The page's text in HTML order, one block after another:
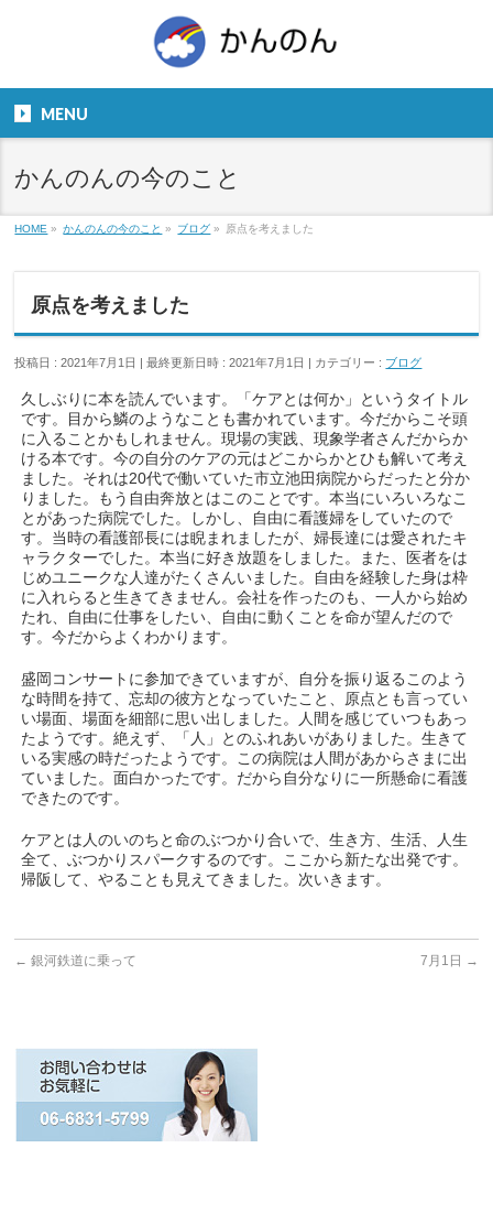
９：００～１８：００
MENU
かんのんの今のこと
HOME » かんのんの今のこと » ブログ » 原点を考えました
原点を考えました
投稿日 : 2021年7月1日 最終更新日時 : 2021年7月1日 カテゴリー : ブログ
久しぶりに本を読んでいます。「ケアとは何か」というタイトル
です。目から鱗のようなことも書かれています。今だからこそ頭
に入ることかもしれません。現場の実践、現象学者さんだからか
ける本です。今の自分のケアの元はどこからかとひも解いて考え
ました。それは20代で働いていた市立池田病院からだったと分か
りました。もう自由奔放とはこのことです。本当にいろいろなこ
とがあった病院でした。しかし、自由に看護婦をしていたので
す。当時の看護部長には睨まれましたが、婦長達には愛されたキ
ャラクターでした。本当に好き放題をしました。また、医者をは
じめユニークな人達がたくさんいました。自由を経験した身は枠
に入れらると生きてきません。会社を作ったのも、一人から始め
たれ、自由に仕事をしたい、自由に動くことを命が望んだので
す。今だからよくわかります。
盛岡コンサートに参加できていますが、自分を振り返るこのよう
な時間を持て、忘却の彼方となっていたこと、原点とも言ってい
い場面、場面を細部に思い出しました。人間を感じていつもあっ
たようです。絶えず、「人」とのふれあいがありました。生きて
いる実感の時だったようです。この病院は人間があからさまに出
ていました。面白かったです。だから自分なりに一所懸命に看護
できたのです。
ケアとは人のいのちと命のぶつかり合いで、生き方、生活、人生
全て、ぶつかりスパークするのです。ここから新たな出発です。
帰阪して、やることも見えてきました。次いきます。
← 銀河鉄道に乗って 7月1日 →